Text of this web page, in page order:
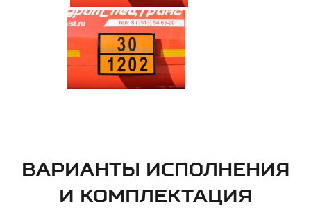
ВАРИАНТЫ ИСПОЛНЕНИЯ
И КОМПЛЕКТАЦИЯ